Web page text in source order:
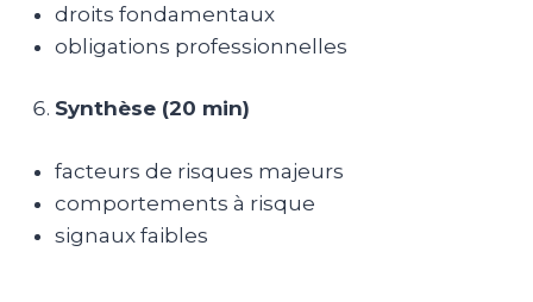
droits fondamentaux
obligations professionnelles
Synthèse (20 min)
facteurs de risques majeurs
comportements à risque
signaux faibles